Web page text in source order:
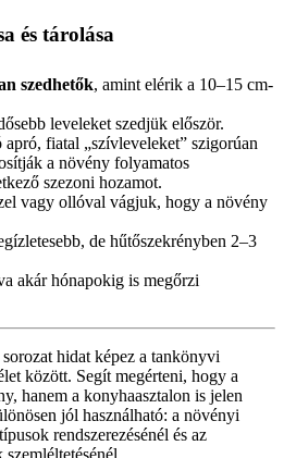
és tárolása
szedhetők, amint elérik a 10–15 cm-
leveleket szedjük először.
fiatal „szívleveleket” szigorúan
a növény folyamatos
szezoni hozamot.
vagy ollóval vágjuk, hogy a növény
de hűtőszekrényben 2–3
akár hónapokig is megőrzi
hidat képez a tankönyvi
között. Segít megérteni, hogy a
hanem a konyhaasztalon is jelen
jól használható: a növényi
rendszerezésénél és az